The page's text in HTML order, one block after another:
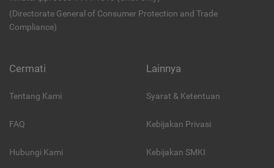
(Directorate General of Consumer Protection and Trade
Compliance)
Cermati
Tentang Kami
FAQ
Hubungi Kami
Lainnya
Syarat & Ketentuan
Kebijakan Privasi
Kebijakan SMKI